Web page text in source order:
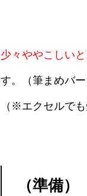
少々ややこしい
す。（筆まめバ
（※エクセルで
（準備）